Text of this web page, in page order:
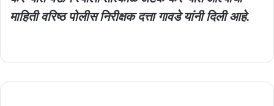
माहिती वरिष्ठ पोलीस निरीक्षक दत्ता गावडे यांनी दिली आहे.